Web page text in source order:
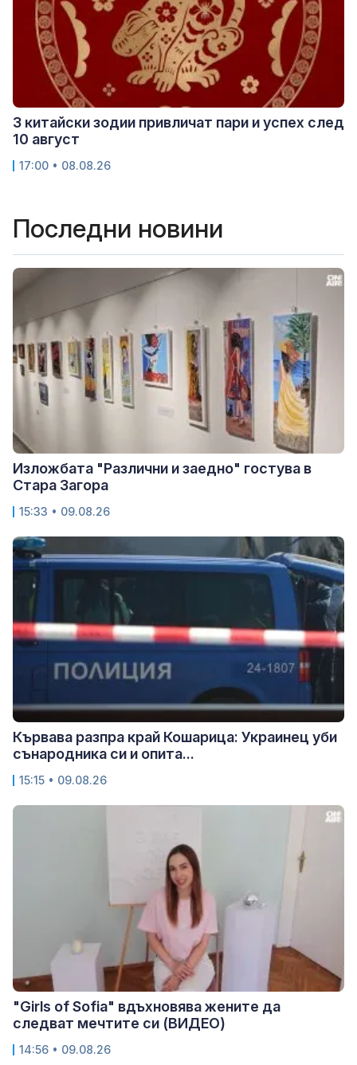
3 китайски зодии привличат пари и успех след
10 август
17:00 • 08.08.26
Последни новини
Изложбата "Различни и заедно" гостува в
Стара Загора
15:33 • 09.08.26
Кървава разпра край Кошарица: Украинец уби
сънародника си и опита...
15:15 • 09.08.26
"Girls of Sofia" вдъхновява жените да
следват мечтите си (ВИДЕО)
14:56 • 09.08.26